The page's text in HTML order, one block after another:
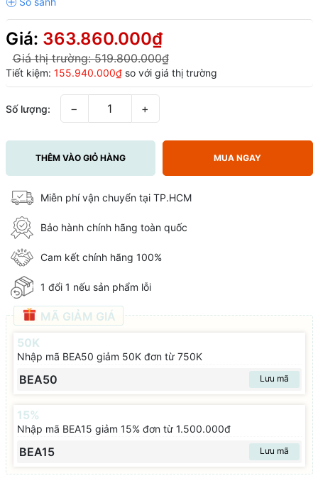
Giá: 363.860.000₫
Giá thị trường:519.800.000₫
Tiết kiệm: 155.940.000₫so với giá thị trường
Số lượng: − +
THÊM VÀO GIỎ HÀNG MUA NGAY
Miễn phí vận chuyển tại TP.HCM
Bảo hành chính hãng toàn quốc
Cam kết chính hãng 100%
1 đổi 1 nếu sản phẩm lỗi
MÃ GIẢM GIÁ
50K
Nhập mã BEA50 giảm 50K đơn từ 750K
BEA50 Lưu mã
15%
Nhập mã BEA15 giảm 15% đơn từ 1.500.000đ
BEA15 Lưu mã